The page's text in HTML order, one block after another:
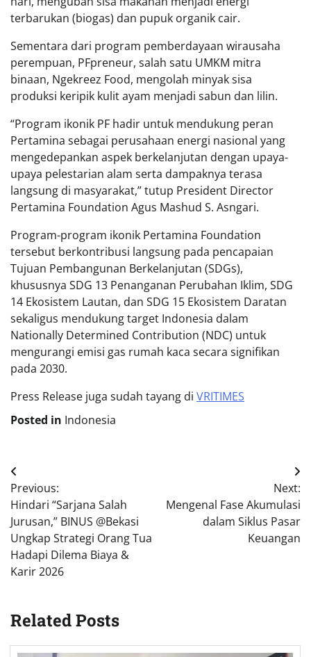
terbarukan (biogas) dan pupuk organik cair.
Sementara dari program pemberdayaan wirausaha
perempuan, PFpreneur, salah satu UMKM mitra
binaan, Ngekreez Food, mengolah minyak sisa
produksi keripik kulit ayam menjadi sabun dan lilin.
“Program ikonik PF hadir untuk mendukung peran
Pertamina sebagai perusahaan energi nasional yang
mengedepankan aspek berkelanjutan dengan upaya-
upaya pelestarian alam serta dampaknya terasa
langsung di masyarakat,” tutup President Director
Pertamina Foundation Agus Mashud S. Asngari.
Program-program ikonik Pertamina Foundation
tersebut berkontribusi langsung pada pencapaian
Tujuan Pembangunan Berkelanjutan (SDGs),
khususnya SDG 13 Penanganan Perubahan Iklim, SDG
14 Ekosistem Lautan, dan SDG 15 Ekosistem Daratan
sekaligus mendukung target Indonesia dalam
Nationally Determined Contribution (NDC) untuk
mengurangi emisi gas rumah kaca secara signifikan
pada 2030.
Press Release juga sudah tayang di VRITIMES
Posted in Indonesia
Post
navigation
Previous:
Hindari “Sarjana Salah
Jurusan,” BINUS @Bekasi
Ungkap Strategi Orang Tua
Hadapi Dilema Biaya &
Karir 2026
Next:
Mengenal Fase Akumulasi
dalam Siklus Pasar
Keuangan
Related Posts